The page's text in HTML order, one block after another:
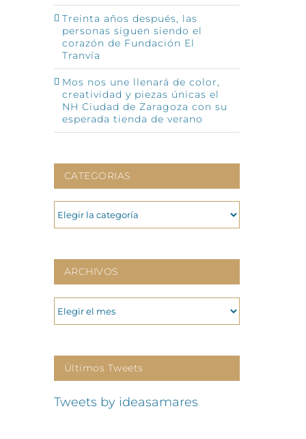
Treinta años después, las
personas siguen siendo el
corazón de Fundación El
Tranvía
Mos nos une llenará de color,
creatividad y piezas únicas el
NH Ciudad de Zaragoza con su
esperada tienda de verano
CATEGORIAS
CATEGORIAS
ARCHIVOS
ARCHIVOS
Últimos Tweets
Tweets by ideasamares